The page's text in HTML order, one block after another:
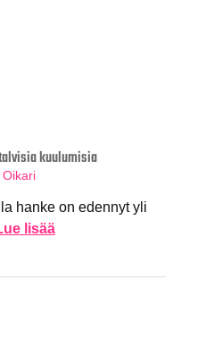
kuulumisia
hanke on edennyt yli
lisää